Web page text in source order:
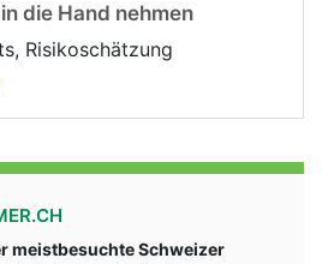
die Hand nehmen
Risikoschätzung
meistbesuchte Schweizer